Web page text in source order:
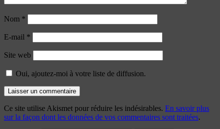
Nom *
E-mail *
Site web
Oui, ajoutez-moi à votre liste de diffusion.
Ce site utilise Akismet pour réduire les indésirables. En savoir plus
sur la façon dont les données de vos commentaires sont traitées.